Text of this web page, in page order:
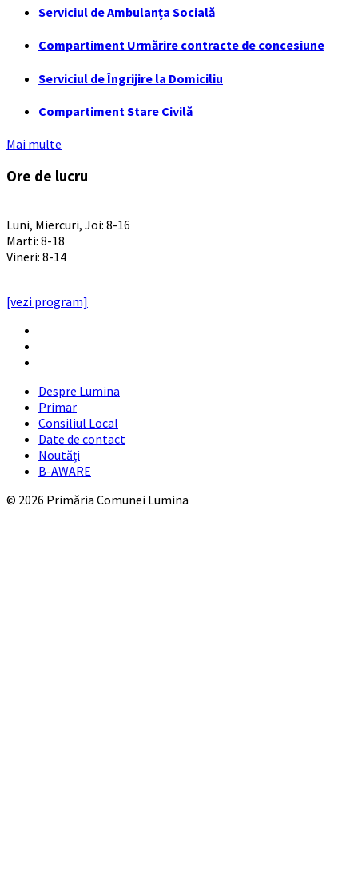
Serviciul de Ambulanța Socială
Compartiment Urmărire contracte de concesiune
Serviciul de Îngrijire la Domiciliu
Compartiment Stare Civilă
Mai multe
Ore de lucru
Luni, Miercuri, Joi: 8-16
Marti: 8-18
Vineri: 8-14
[vezi program]
Despre Lumina
Primar
Consiliul Local
Date de contact
Noutăți
B-AWARE
© 2026 Primăria Comunei Lumina